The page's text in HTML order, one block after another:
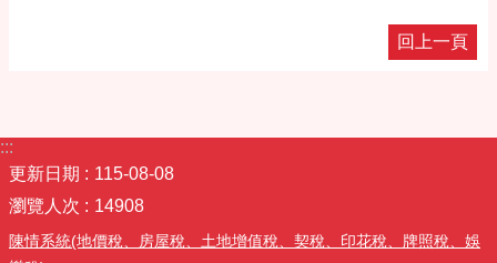
回上一頁
:::
更新日期
115-08-08
瀏覽人次
14908
陳情系統(地價稅、房屋稅、土地增值稅、契稅、印花稅、牌照稅、娛